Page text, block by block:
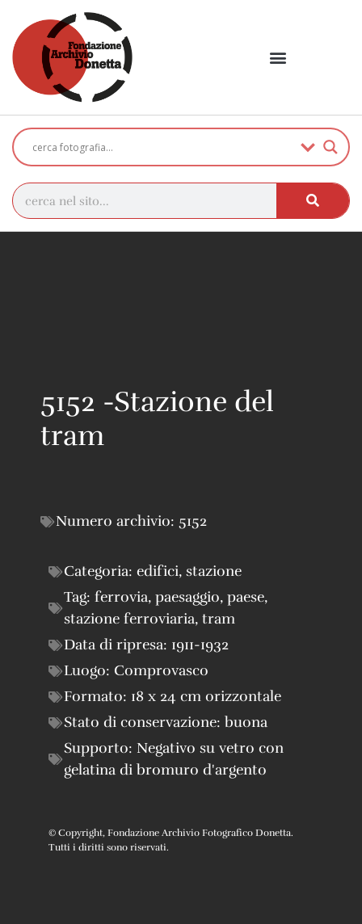
5152 -Stazione del
tram
Numero archivio: 5152
Categoria: edifici, stazione
Tag: ferrovia, paesaggio, paese,
stazione ferroviaria, tram
Data di ripresa: 1911-1932
Luogo: Comprovasco
Formato: 18 x 24 cm orizzontale
Stato di conservazione: buona
Supporto: Negativo su vetro con
gelatina di bromuro d'argento
© Copyright, Fondazione Archivio Fotografico Donetta.
Tutti i diritti sono riservati.